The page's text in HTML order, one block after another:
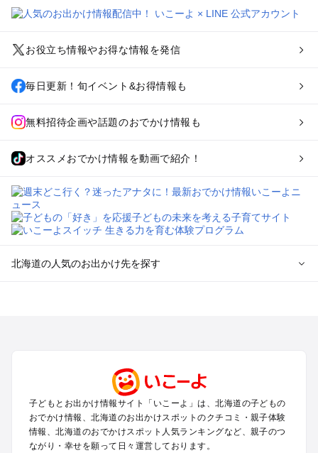
お役立ち情報やお得な情報を発信
毎日更新！旬イベント&お得情報も
無料招待企画や話題のおでかけ情報も
オススメおでかけ情報を動画で紹介！
北海道の人気のお出かけ先を探す
函館・湯の川温泉・大沼・松前のプールお出かけ
帯広・十勝・サホロ・狩勝高原のプールお出かけ
千歳・石狩・空知・美唄のプールお出かけ
小樽・積丹・キロロのプールお出かけ
富良野・美瑛・トマム・占冠のプールお出かけ
子どもとお出かけ情報サイト「いこーよ」は、北海道の子どもの
おでかけ情報、北海道のお出かけスポットのクチコミ・親子体験
情報、北海道のおでかけスポット人気ランキングなど、親子のつ
ながり・幸せを願って日々運営しております。